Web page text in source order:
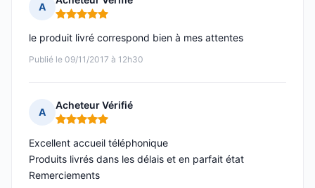
A
Note : 5 sur 5
Publié le 09/11/2017 à 12h30
le produit livré correspond bien à mes attentes
A
Acheteur Vérifié
Note : 5 sur 5
Excellent accueil téléphonique
Produits livrés dans les délais et en parfait état
Remerciements